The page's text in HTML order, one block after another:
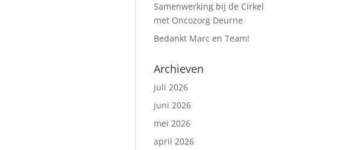
Samenwerking bij de Cirkel
met Oncozorg Deurne
Bedankt Marc en Team!
Archieven
juli 2026
juni 2026
mei 2026
april 2026